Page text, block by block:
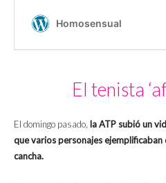
El tenista
El domingo pasado, la ATP subió un
que varios personajes
cancha.